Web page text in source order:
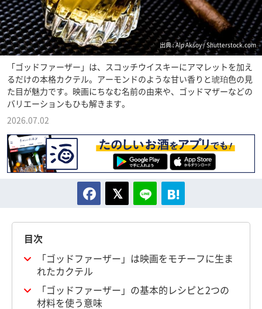
出典 : Alp Aksoy / Shutterstock.com
「ゴッドファーザー」は、スコッチウイスキーにアマレットを加え
るだけの本格カクテル。アーモンドのような甘い香りと琥珀色の見
た目が魅力です。映画にちなむ名前の由来や、ゴッドマザーなどの
バリエーションもひも解きます。
2026.07.02
目次
「ゴッドファーザー」は映画をモチーフに生ま
れたカクテル
「ゴッドファーザー」の基本的レシピと2つの
材料を使う意味